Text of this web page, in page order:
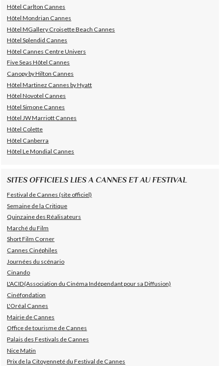
Hôtel Carlton Cannes
Hôtel Mondrian Cannes
Hôtel MGallery Croisette Beach Cannes
Hôtel Splendid Cannes
Hôtel Cannes Centre Univers
Five Seas Hôtel Cannes
Canopy by Hilton Cannes
Hôtel Martinez Cannes by Hyatt
Hôtel Novotel Cannes
Hôtel Simone Cannes
Hôtel JW Marriott Cannes
Hôtel Colette
Hôtel Canberra
Hôtel Le Mondial Cannes
SITES OFFICIELS LIES A CANNES ET AU FESTIVAL
Festival de Cannes (site officiel)
Semaine de la Critique
Quinzaine des Réalisateurs
Marché du Film
Short Film Corner
Cannes Cinéphiles
Journées du scénario
Cinando
L'ACID(Association du Cinéma Indépendant pour sa Diffusion)
Cinéfondation
L'Oréal Cannes
Mairie de Cannes
Office de tourisme de Cannes
Palais des Festivals de Cannes
Nice Matin
Prix de la Citoyenneté du Festival de Cannes